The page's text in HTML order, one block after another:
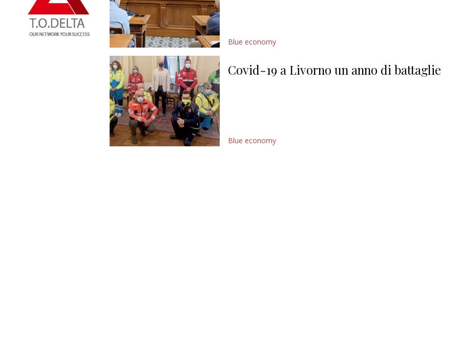
Blue economy
Covid-19 a Livorno un anno di battaglie
Blue economy